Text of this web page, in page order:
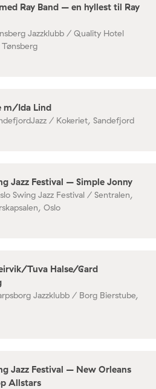
Ray Band – en hyllest til Ray
Jazzklubb / Quality Hotel
m/Ida Lind
/ Kokeriet, Sandefjord
Jazz Festival – Simple Jonny
Swing Jazz Festival / Sentralen,
Oslo
Tuva Halse/Gard
Jazzklubb / Borg Bierstube,
Jazz Festival – New Orleans
Allstars